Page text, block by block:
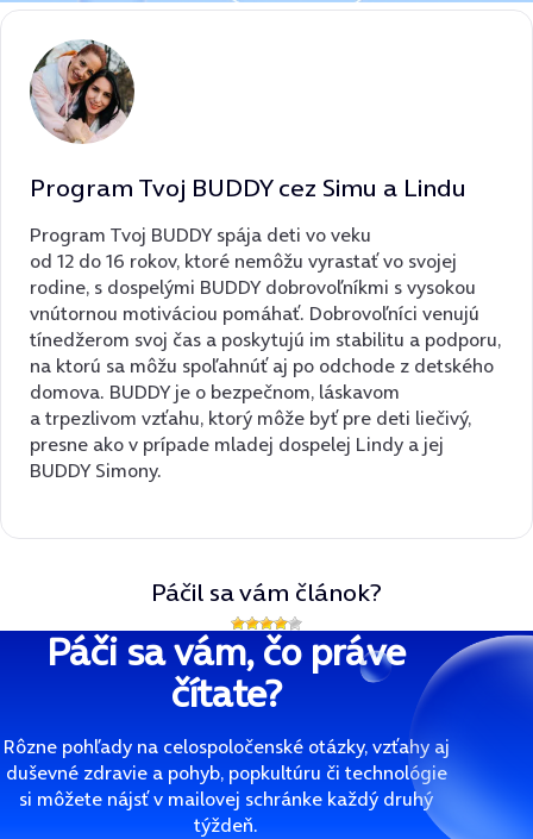
Program Tvoj BUDDY cez Simu a Lindu
Program Tvoj BUDDY spája deti vo veku
od 12 do 16 rokov, ktoré nemôžu vyrastať vo svojej
rodine, s dospelými BUDDY dobrovoľníkmi s vysokou
vnútornou motiváciou pomáhať. Dobrovoľníci venujú
tínedžerom svoj čas a poskytujú im stabilitu a podporu,
na ktorú sa môžu spoľahnúť aj po odchode z detského
domova. BUDDY je o bezpečnom, láskavom
a trpezlivom vzťahu, ktorý môže byť pre deti liečivý,
presne ako v prípade mladej dospelej Lindy a jej
BUDDY Simony.
Páčil sa vám článok?
Páči sa vám, čo práve
čítate?
Rôzne pohľady na celospoločenské otázky, vzťahy aj
duševné zdravie a pohyb, popkultúru či technológie
si môžete nájsť v mailovej schránke každý druhý
týždeň.